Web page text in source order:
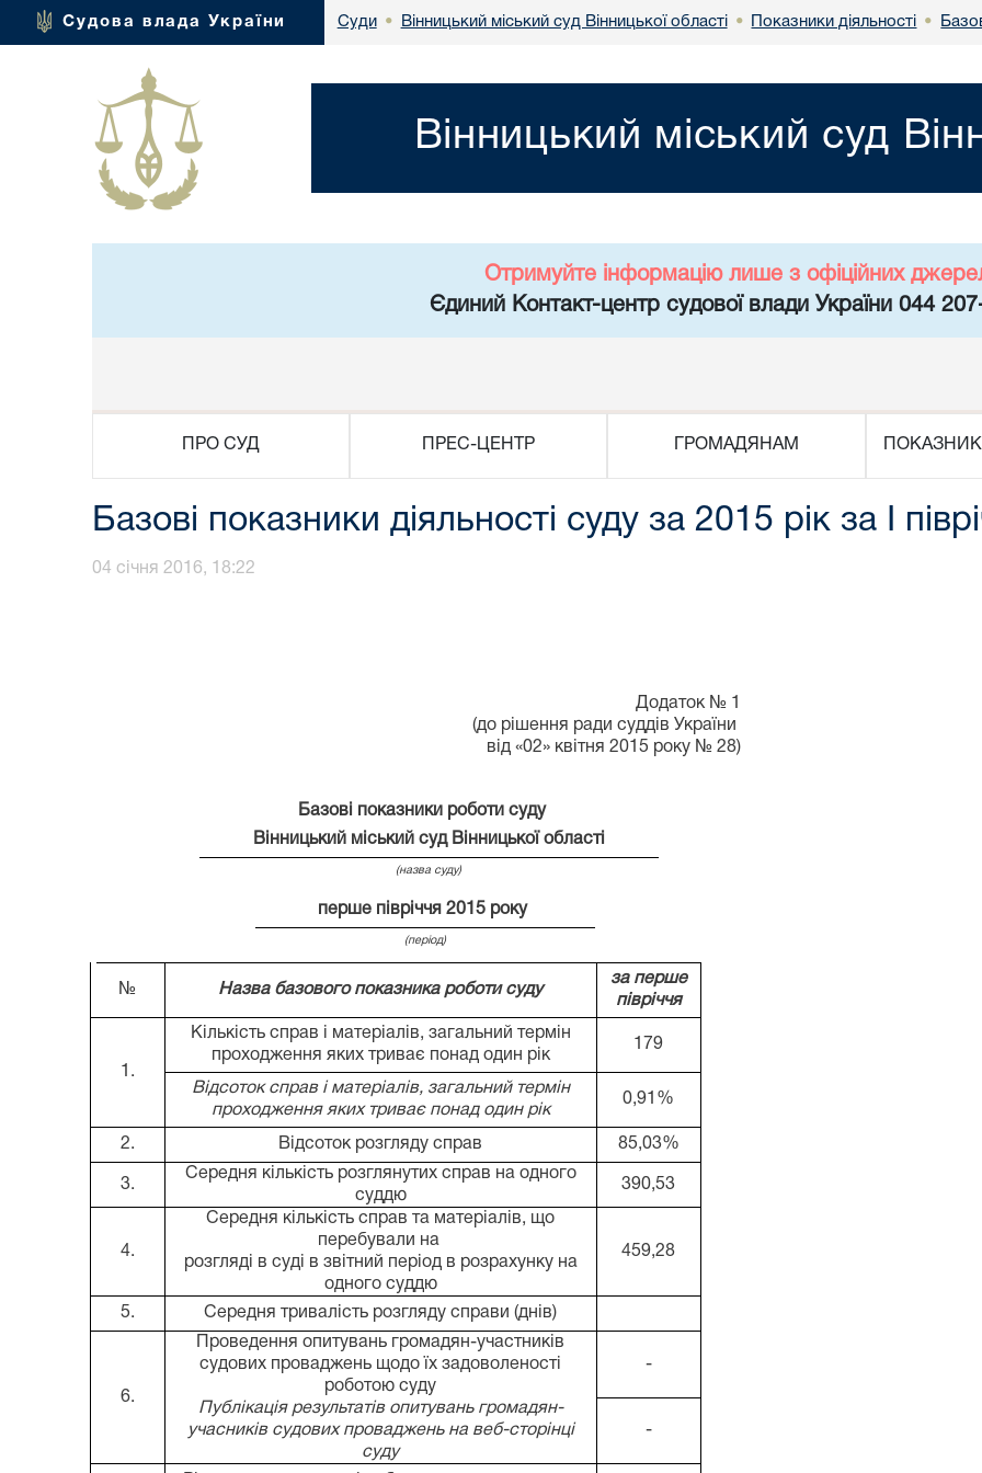
Судова влада України Суди • Вінницький міський суд Вінницької області • Показники діяльності •
Вінницький міський суд
Отримуйте інформацію лише з офіційних
Єдиний Контакт-центр судової влади України 044
ПРО СУД ПРЕС-ЦЕНТР ГРОМАДЯНАМ
Базові показники діяльності суду за 2015 рік за I
04 січня 2016, 18:22
Додаток № 1
(до рішення ради суддів України
від «02» квітня 2015 року № 28)
Базові показники роботи суду
Вінницький міський суд Вінницької області
(назва суду)
перше півріччя 2015 року
(період)
№ Назва базового показника роботи суду
за перше
півріччя
1.
Кількість справ і матеріалів, загальний термін
проходження яких триває понад один рік
179
Відсоток справ і матеріалів, загальний термін
проходження яких триває понад один рік
0,91%
2. Відсоток розгляду справ 85,03%
3.
Середня кількість розглянутих справ на одного
суддю
390,53
4.
Середня кількість справ та матеріалів, що
перебували на
розгляді в суді в звітний період в розрахунку на
одного суддю
459,28
5. Середня тривалість розгляду справи (днів)
6.
Проведення опитувань громадян-участників
судових проваджень щодо їх задоволеності
роботою суду
-
Публікація результатів опитувань громадян-
учасників судових проваджень на веб-сторінці
суду
-